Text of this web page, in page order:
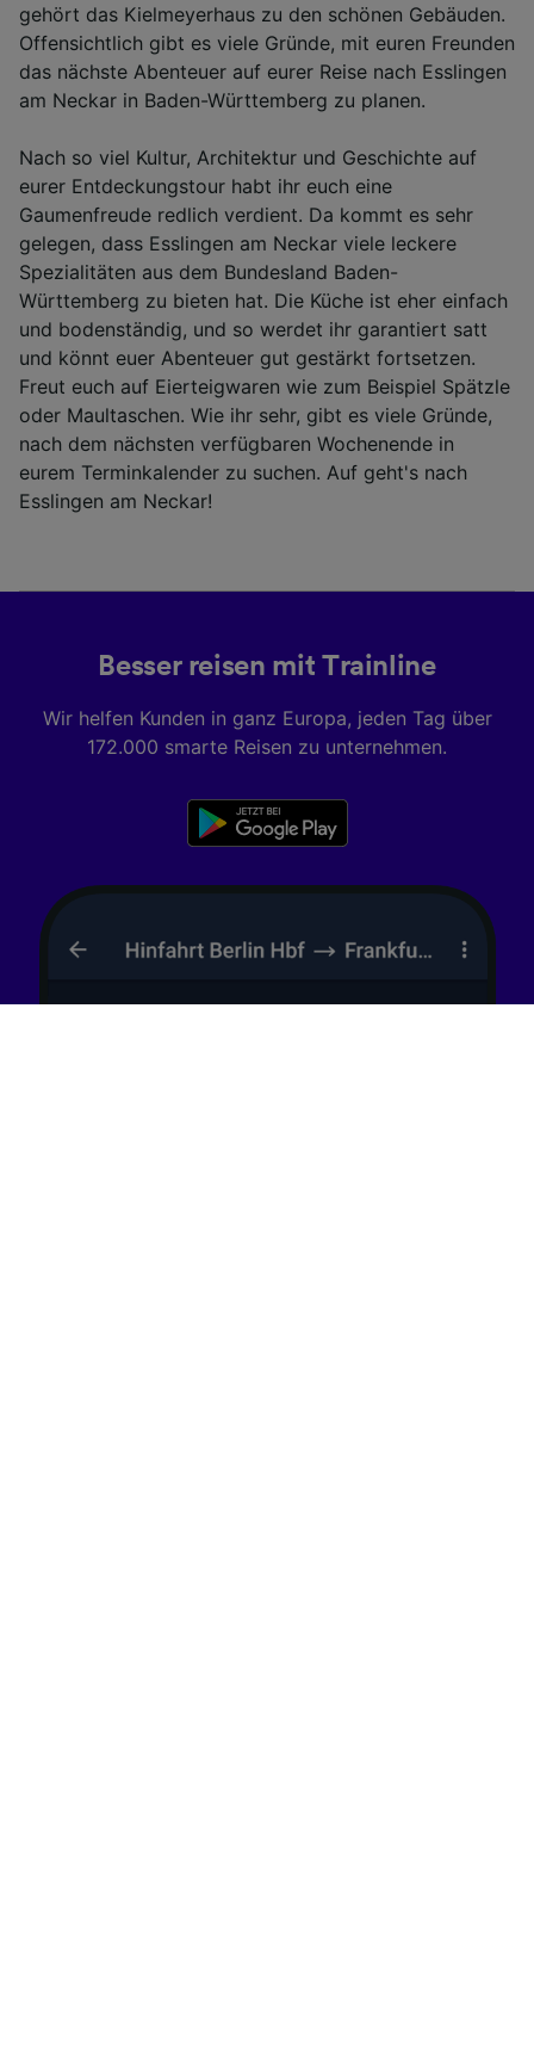
gehört das Kielmeyerhaus zu den schönen Gebäuden.
Offensichtlich gibt es viele Gründe, mit euren Freunden
das nächste Abenteuer auf eurer Reise nach Esslingen
am Neckar in Baden-Württemberg zu planen.
Nach so viel Kultur, Architektur und Geschichte auf
eurer Entdeckungstour habt ihr euch eine
Gaumenfreude redlich verdient. Da kommt es sehr
gelegen, dass Esslingen am Neckar viele leckere
Spezialitäten aus dem Bundesland Baden-
Württemberg zu bieten hat. Die Küche ist eher einfach
und bodenständig, und so werdet ihr garantiert satt
und könnt euer Abenteuer gut gestärkt fortsetzen.
Freut euch auf Eierteigwaren wie zum Beispiel Spätzle
oder Maultaschen. Wie ihr sehr, gibt es viele Gründe,
nach dem nächsten verfügbaren Wochenende in
eurem Terminkalender zu suchen. Auf geht's nach
Esslingen am Neckar!
Besser reisen mit Trainline
Wir helfen Kunden in ganz Europa, jeden Tag über
172.000 smarte Reisen zu unternehmen.